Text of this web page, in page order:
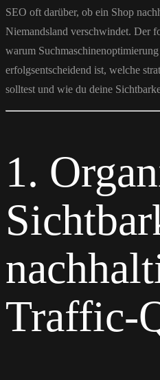
SEO oft darüber, ob ein Shop
Niemandsland verschwindet. Der
warum
erfolgsentscheidend ist, welche
solltest und wie du deine
1.
Traffic-